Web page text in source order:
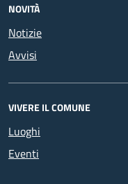
NOVITÀ
Notizie
Avvisi
VIVERE IL COMUNE
Luoghi
Eventi